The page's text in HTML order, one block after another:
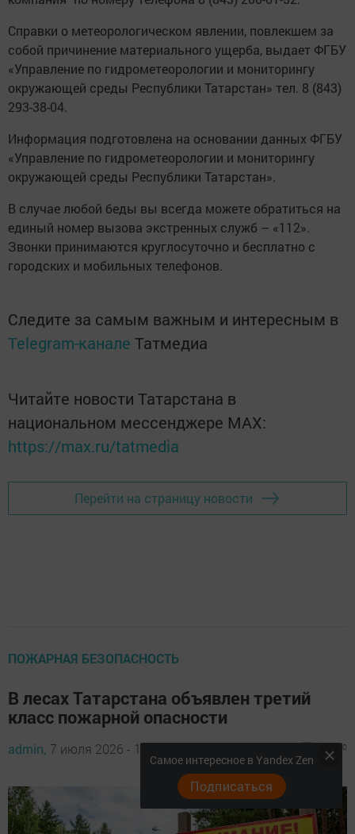
Справки о метеорологическом явлении, повлекшем за
собой причинение материального ущерба, выдает ФГБУ
«Управление по гидрометеорологии и мониторингу
окружающей среды Республики Татарстан» тел. 8 (843)
293-38-04.
Информация подготовлена на основании данных ФГБУ
«Управление по гидрометеорологии и мониторингу
окружающей среды Республики Татарстан».
В случае любой беды вы всегда можете обратиться на
единый номер вызова экстренных служб – «112».
Звонки принимаются круглосуточно и бесплатно с
городских и мобильных телефонов.
Следите за самым важным и интересным в
Telegram-канале Татмедиа
Читайте новости Татарстана в
национальном мессенджере MАХ:
https://max.ru/tatmedia
Перейти на страницу новости
ПОЖАРНАЯ БЕЗОПАСНОСТЬ
В лесах Татарстана объявлен третий
класс пожарной опасности
admin, 7 июля 2026 - 12:05 0
Самое интересное в Yandex Zen
Подписаться